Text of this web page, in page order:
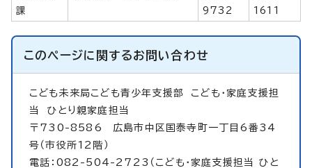
課
9732
1611
このページに関するお問い合わせ
こども未来局こども青少年支援部 こども・家庭支援担
当 ひとり親家庭担当
〒730-8586 広島市中区国泰寺町一丁目6番34
号（市役所12階）
電話：082-504-2723（こども・家庭支援担当 ひと